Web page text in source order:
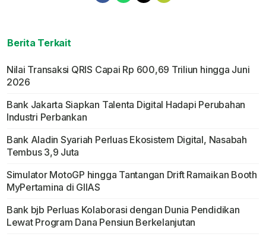
Berita Terkait
Nilai Transaksi QRIS Capai Rp 600,69 Triliun hingga Juni
2026
Bank Jakarta Siapkan Talenta Digital Hadapi Perubahan
Industri Perbankan
Bank Aladin Syariah Perluas Ekosistem Digital, Nasabah
Tembus 3,9 Juta
Simulator MotoGP hingga Tantangan Drift Ramaikan Booth
MyPertamina di GIIAS
Bank bjb Perluas Kolaborasi dengan Dunia Pendidikan
Lewat Program Dana Pensiun Berkelanjutan